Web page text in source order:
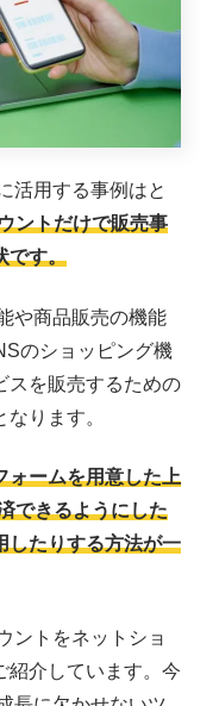
活用する事例はと
ントだけで販売事
です。
や商品販売の機能
のショッピング機
スを販売するための
ります。
ォームを用意した上
できるようにした
したりする方法が一
ントをネットショ
紹介しています。今